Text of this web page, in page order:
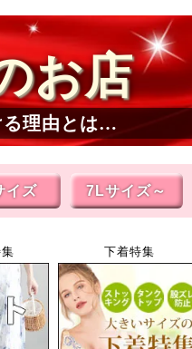
お店
る理由とは…
イズ 7Lサイズ～
下着特集